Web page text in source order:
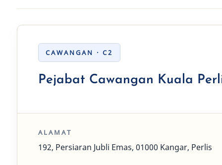
CAWANGAN · C2
Pejabat Cawangan Kuala
ALAMAT
192, Persiaran Jubli Emas, 01000 Kangar, Perlis